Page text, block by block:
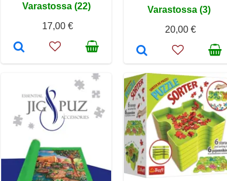
Varastossa (22)
17,00 €
Varastossa (3)
20,00 €